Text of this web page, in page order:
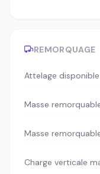
REMORQUAGE
Attelage disponible
Masse
Masse
Charge verticale